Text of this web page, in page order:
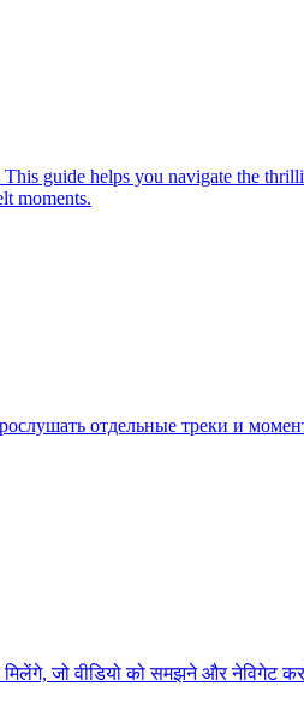
guide helps you navigate the
moments.
отдельные треки и
मिलेंगे, जो वीडियो को समझने और